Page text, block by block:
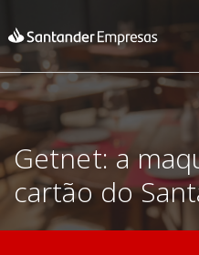
App Santander
App Santander
Getnet: a
cartão do